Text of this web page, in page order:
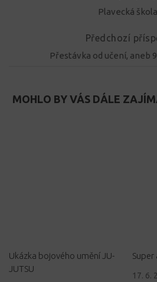
Plavecká škola
Předchozí
Přestávka od učení, aneb
MOHLO BY VÁS DÁLE
Ukázka bojového umění JU-
JUTSU
Super
17. 6.